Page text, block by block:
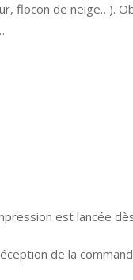
flocon de neige…).
est lancée
de la